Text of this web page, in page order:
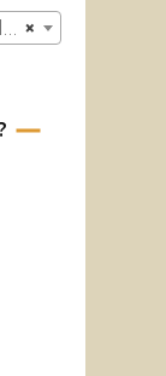
×